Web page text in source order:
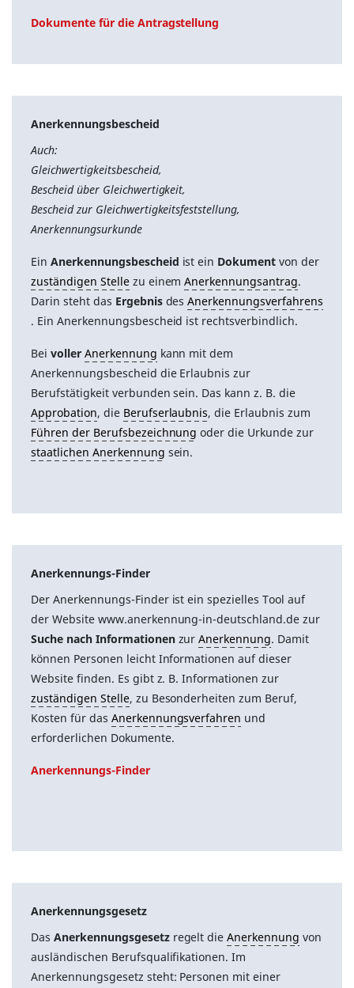
Dokumente für die Antragstellung
Anerkennungsbescheid
Auch:
Gleichwertigkeitsbescheid,
Bescheid über Gleichwertigkeit,
Bescheid zur Gleichwertigkeitsfeststellung,
Anerkennungsurkunde
Ein Anerkennungsbescheid ist ein Dokumentvon der
zuständigen Stellezu einemAnerkennungsantrag.
Darin steht das Ergebnis desAnerkennungsverfahrens
. Ein Anerkennungsbescheid ist rechtsverbindlich.
Bei voller Anerkennung kann mit dem
Anerkennungsbescheid die Erlaubnis zur
Berufstätigkeit verbunden sein. Das kann z. B. die
Approbation, die Berufserlaubnis, die Erlaubnis zum
Führen der Berufsbezeichnung oder die Urkunde zur
staatlichen Anerkennung sein.
Anerkennungs-Finder
Der Anerkennungs-Finder ist ein spezielles Tool auf
der Website www.anerkennung-in-deutschland.de zur
Suche nach Informationen zurAnerkennung. Damit
können Personen leicht Informationen auf dieser
Website finden. Es gibt z. B. Informationen zur
zuständigen Stelle, zu Besonderheiten zum Beruf,
Kosten für das Anerkennungsverfahren und
erforderlichen Dokumente.
Anerkennungs-Finder
Anerkennungsgesetz
Das Anerkennungsgesetz regelt dieAnerkennung von
ausländischen Berufsqualifikationen. Im
Anerkennungsgesetz steht: Personen mit einer